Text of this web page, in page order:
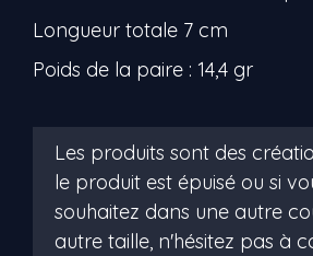
Longueur totale 7 cm
Poids de la paire : 14,4 gr